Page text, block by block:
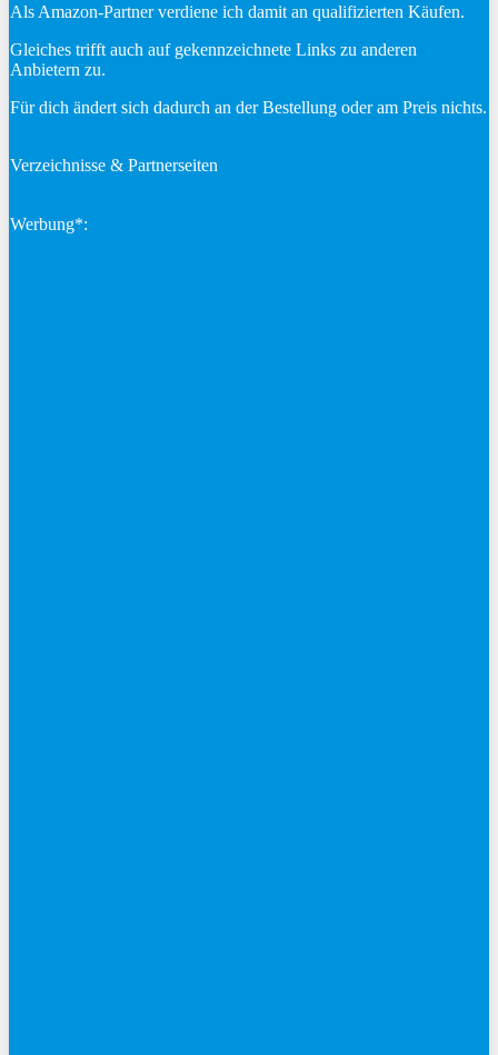
Als Amazon-Partner verdiene ich damit an qualifizierten Käufen.
Gleiches trifft auch auf gekennzeichnete Links zu anderen
Anbietern zu.
Für dich ändert sich dadurch an der Bestellung oder am Preis nichts.
Verzeichnisse & Partnerseiten
Werbung*: